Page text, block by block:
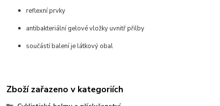
reflexní prvky
antibakteriální gelové vložky uvnitř přilby
součástí balení je látkový obal
Zboží zařazeno v kategoriích